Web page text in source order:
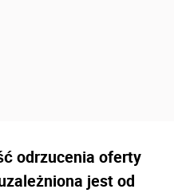
odrzucenia oferty
jest od